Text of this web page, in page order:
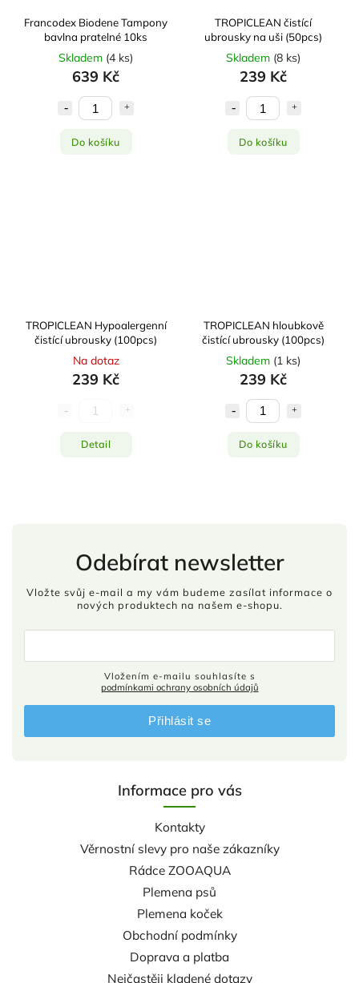
Francodex Biodene Tampony
bavlna pratelné 10ks
Skladem (4 ks)
639 Kč
Do košíku
TROPICLEAN čistící
ubrousky na uši (50pcs)
Skladem (8 ks)
239 Kč
Do košíku
TROPICLEAN Hypoalergenní
čistící ubrousky (100pcs)
Na dotaz
239 Kč
Detail
TROPICLEAN hloubkově
čistící ubrousky (100pcs)
Skladem (1 ks)
239 Kč
Do košíku
Informace pro vás
Kontakty
Věrnostní slevy pro naše zákazníky
Rádce ZOOAQUA
Plemena psů
Plemena koček
Obchodní podmínky
Doprava a platba
Nejčastěji kladené dotazy
Odebírat newsletter
Vložte svůj e-mail a my vám budeme zasílat informace o
nových produktech na našem e-shopu.
podmínkami ochrany osobních údajů
Přihlásit se